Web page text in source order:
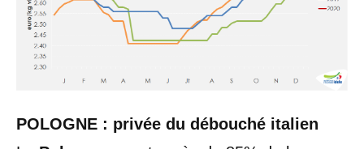
POLOGNE : privée du débouché italien